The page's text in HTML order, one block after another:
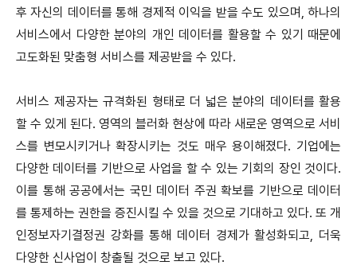
후 자신의 데이터를 통해 경제적 이익을 받을 수도 있으며, 하나의
서비스에서 다양한 분야의 개인 데이터를 활용할 수 있기 때문에
고도화된 맞춤형 서비스를 제공받을 수 있다.
서비스 제공자는 규격화된 형태로 더 넓은 분야의 데이터를 활용
할 수 있게 된다. 영역의 블러화 현상에 따라 새로운 영역으로 서비
스를 변모시키거나 확장시키는 것도 매우 용이해졌다. 기업에는
다양한 데이터를 기반으로 사업을 할 수 있는 기회의 장인 것이다.
이를 통해 공공에서는 국민 데이터 주권 확보를 기반으로 데이터
를 통제하는 권한을 증진시킬 수 있을 것으로 기대하고 있다. 또 개
인정보자기결정권 강화를 통해 데이터 경제가 활성화되고, 더욱
다양한 신사업이 창출될 것으로 보고 있다.